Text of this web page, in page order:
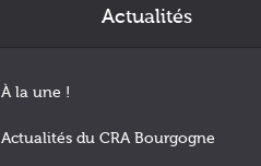
Actualités
À la une !
Actualités du CRA Bourgogne